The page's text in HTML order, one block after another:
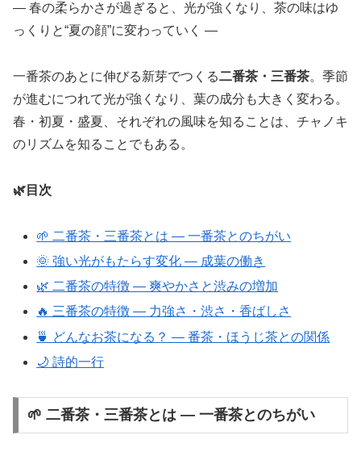
― 春の柔らかさが過ぎると、光が強くなり、茶の味はゆ
っくりと“夏の顔”に変わっていく ―
一番茶のあとに伸びる新芽でつくる二番茶・三番茶。季節
が進むにつれて光が強くなり、葉の成分も大きく変わる。
春・初夏・盛夏、それぞれの風味を知ることは、チャノキ
のリズムを知ることでもある。
🌿目次
🌱 二番茶・三番茶とは ― 一番茶とのちがい
🌞 強い光がもたらす変化 ― 成葉の働き
🌿 二番茶の特徴 ― 爽やかさと渋みの増加
🔥 三番茶の特徴 ― 力強さ・渋さ・香ばしさ
🍵 どんなお茶になる？ ― 番茶・ほうじ茶との関係
🌙 詩的一行
🌱 二番茶・三番茶とは ― 一番茶とのちがい